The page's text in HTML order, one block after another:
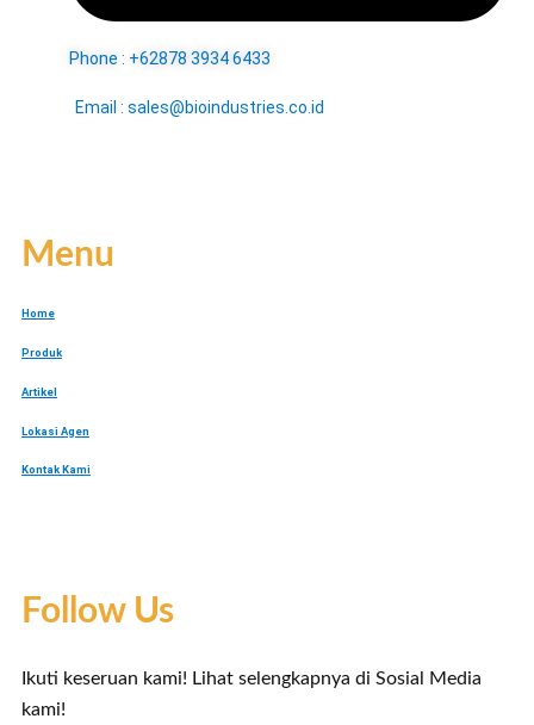
Phone : +62878 3934 6433
Email : sales@bioindustries.co.id
Menu
Home
Produk
Artikel
Lokasi Agen
Kontak Kami
Follow Us
Ikuti keseruan kami! Lihat selengkapnya di Sosial Media
kami!